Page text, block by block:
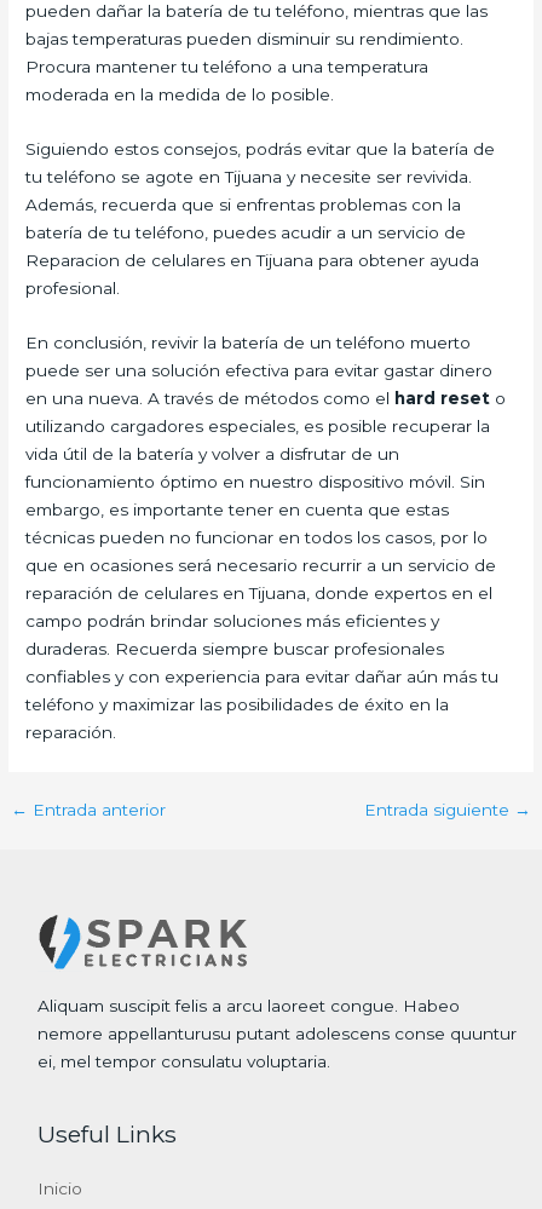
pueden dañar la batería de tu teléfono, mientras que las
bajas temperaturas pueden disminuir su rendimiento.
Procura mantener tu teléfono a una temperatura
moderada en la medida de lo posible.
Siguiendo estos consejos, podrás evitar que la batería de
tu teléfono se agote en Tijuana y necesite ser revivida.
Además, recuerda que si enfrentas problemas con la
batería de tu teléfono, puedes acudir a un servicio de
Reparacion de celulares en Tijuana para obtener ayuda
profesional.
En conclusión, revivir la batería de un teléfono muerto
puede ser una solución efectiva para evitar gastar dinero
en una nueva. A través de métodos como el hard reset o
utilizando cargadores especiales, es posible recuperar la
vida útil de la batería y volver a disfrutar de un
funcionamiento óptimo en nuestro dispositivo móvil. Sin
embargo, es importante tener en cuenta que estas
técnicas pueden no funcionar en todos los casos, por lo
que en ocasiones será necesario recurrir a un servicio de
reparación de celulares en Tijuana, donde expertos en el
campo podrán brindar soluciones más eficientes y
duraderas. Recuerda siempre buscar profesionales
confiables y con experiencia para evitar dañar aún más tu
teléfono y maximizar las posibilidades de éxito en la
reparación.
← Entrada anterior Entrada siguiente →
Aliquam suscipit felis a arcu laoreet congue. Habeo
nemore appellanturusu putant adolescens conse quuntur
ei, mel tempor consulatu voluptaria.
Useful Links
Inicio